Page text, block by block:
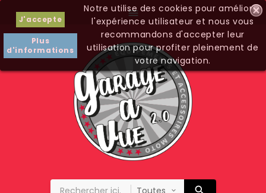

J'accepte
Plus
d'informations
Notre utilise des cookies pour améliorer
l'expérience utilisateur et nous vous
recommandons d'accepter leur
utilisation pour profiter pleinement de
votre navigation.